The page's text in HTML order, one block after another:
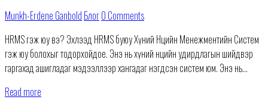
Munkh-Erdene Ganbold Блог0 Comments
HRMS гэж юу вэ? Эхлээд HRMS буюу Хүний Нөөцийн Менежментийн Систем
гэж юу болохыг тодорхойдое. Энэ нь хүний ​​нөөцийн удирдлагын шийдвэр
гаргахад ашигладаг мэдээллээр хангадаг нэгдсэн систем юм. Энэ нь
Read more